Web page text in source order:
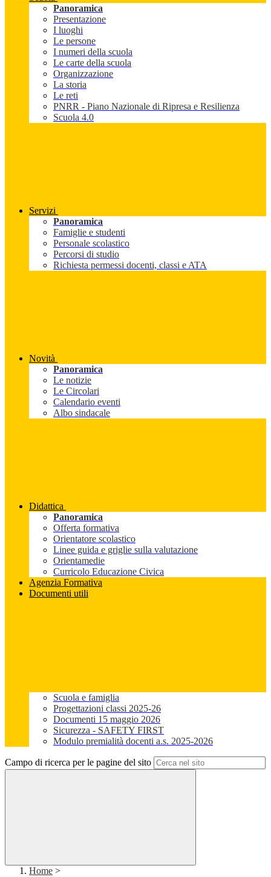
Panoramica
Presentazione
I luoghi
Le persone
I numeri della scuola
Le carte della scuola
Organizzazione
La storia
Le reti
PNRR - Piano Nazionale di Ripresa e Resilienza
Scuola 4.0
Servizi
Panoramica
Famiglie e studenti
Personale scolastico
Percorsi di studio
Richiesta permessi docenti, classi e ATA
Novità
Panoramica
Le notizie
Le Circolari
Calendario eventi
Albo sindacale
Didattica
Panoramica
Offerta formativa
Orientatore scolastico
Linee guida e griglie sulla valutazione
Orientamedie
Curricolo Educazione Civica
Agenzia Formativa
Documenti utili
Scuola e famiglia
Progettazioni classi 2025-26
Documenti 15 maggio 2026
Sicurezza - SAFETY FIRST
Modulo premialità docenti a.s. 2025-2026
Campo di ricerca per le pagine del sito
Home >